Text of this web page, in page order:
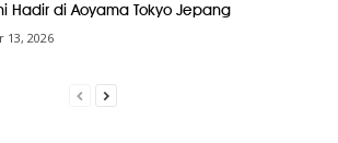
Hadir di Aoyama Tokyo Jepang
13, 2026